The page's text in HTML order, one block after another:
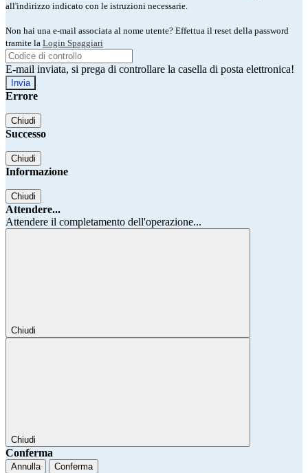
all'indirizzo indicato con le istruzioni necessarie.
Non hai una e-mail associata al nome utente? Effettua il reset della password
tramite la Login Spaggiari
E-mail inviata, si prega di controllare la casella di posta elettronica!
Errore
Chiudi
Successo
Chiudi
Informazione
Chiudi
Attendere...
Attendere il completamento dell'operazione...
Chiudi
Chiudi
Conferma
Annulla Conferma